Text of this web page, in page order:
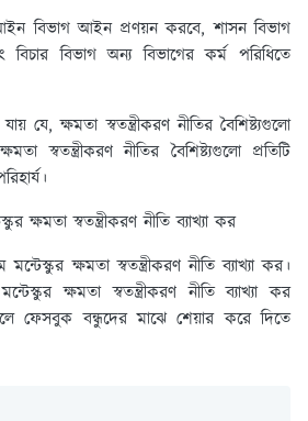
বিভাগ আইন প্রণয়ন করবে, শাসন বিভাগ
বিভাগ অন্য বিভাগের কর্ম পরিধিতে
যে, ক্ষমতা স্বতন্ত্রীকরণ নীতির বৈশিষ্ট্যগুলো
স্বতন্ত্রীকরণ নীতির বৈশিষ্ট্যগুলো প্রতিটি
ক্ষমতা স্বতন্ত্রীকরণ নীতি ব্যাখ্যা কর
ক্ষমতা স্বতন্ত্রীকরণ নীতি ব্যাখ্যা কর।
ক্ষমতা স্বতন্ত্রীকরণ নীতি ব্যাখ্যা কর
ফেসবুক বন্ধুদের মাঝে শেয়ার করে দিতে